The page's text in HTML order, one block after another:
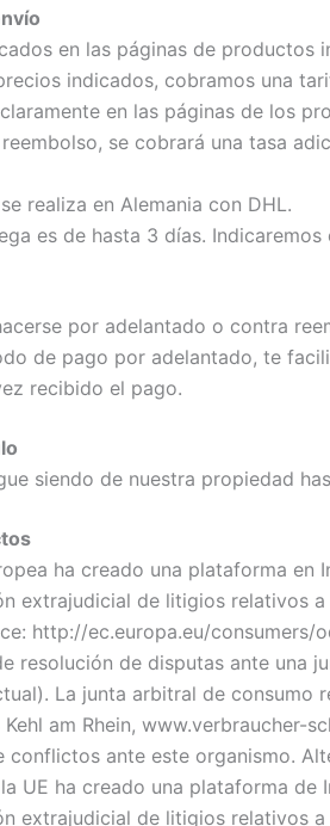
en las páginas de productos
indicados, cobramos una
en las páginas de los
se cobrará una tasa
realiza en Alemania con DHL.
es de hasta 3 días.
por adelantado o contra
de pago por adelantado, te
recibido el pago.
siendo de nuestra propiedad
ha creado una plataforma
extrajudicial de litigios relativos
http://ec.europa.eu/consumers/
resolución de disputas ante una
La junta arbitral de consumo
am Rhein, www.verbraucher-
conflictos ante este organismo.
UE ha creado una plataforma
extrajudicial de litigios relativos